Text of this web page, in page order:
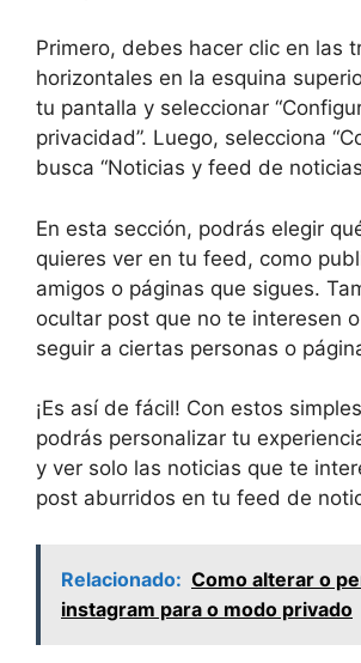
Primero, debes hacer clic en las
horizontales en la esquina
tu pantalla y seleccionar
privacidad”. Luego, selecciona
busca “Noticias y feed de
En esta sección, podrás elegir
quieres ver en tu feed, como
amigos o páginas que sigues.
ocultar post que no te interesen
seguir a ciertas personas o
¡Es así de fácil! Con estos
podrás personalizar tu
y ver solo las noticias que te
post aburridos en tu feed de
Relacionado: Como alterar o
instagram para o modo privado